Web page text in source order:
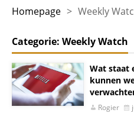
Homepage > Weekly
Categorie: Weekly Watch
Wat staat
kunnen
Rogier